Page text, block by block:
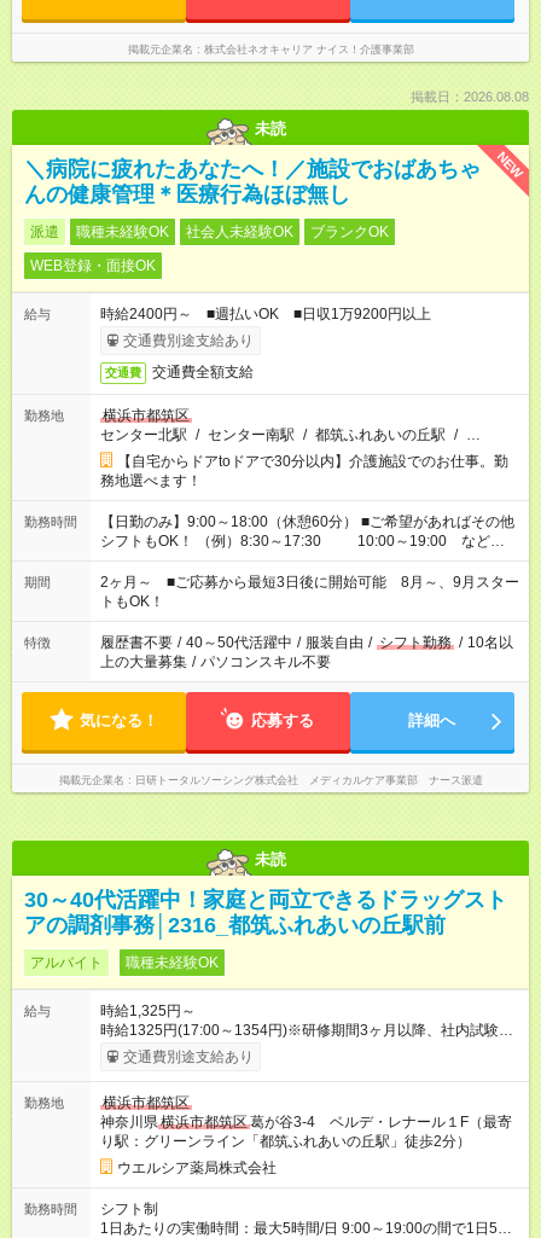
掲載元企業名 株式会社ネオキャリア ナイス！介護事業部
掲載日：2026.08.08
未読
NEW
＼病院に疲れたあなたへ！／施設でおばあちゃ
んの健康管理＊医療行為ほぼ無し
派遣 職種未経験OK 社会人未経験OK
ブランクOK
WEB登録・面接OK
給与
時給2400円～ ■週払いOK ■日収1万9200円以上
交通費別途支給あり
交通費 交通費全額支給
勤務地
横浜市都筑区
センター北駅 / センター南駅 / 都筑ふれあいの丘駅 / …
【自宅からドアtoドアで30分以内】介護施設でのお仕事。勤
務地選べます！
勤務時間
【日勤のみ】9:00～18:00（休憩60分） ■ご希望があればその他
シフトもOK！ （例）8:30～17:30 10:00～19:00 など
「家族とお休みを合わせたい」 「できれば残業はしたくない」
など、あなたのご希望に沿ったお仕事をご紹介します！ ※Wワ
ーク希望の方へ 今ご覧のお仕事で希望する勤務時間と、もう1つ
のお仕事の勤務時間。 合計で週40時間を超える場合は応募でき
ません
期間
2ヶ月～ ■ご応募から最短3日後に開始可能 8月～、9月スター
トもOK！
特徴 履歴書不要 / 40～50代活躍中 / 服装自由 / シフト勤務 / 10名以
上の大量募集 / パソコンスキル不要
気になる！ 応募する 詳細へ
掲載元企業名 日研トータルソーシング株式会社 メディカルケア事業部 ナース派遣
未読
30～40代活躍中！家庭と両立できるドラッグスト
アの調剤事務│2316_都筑ふれあいの丘駅前
アルバイト 職種未経験OK
給与
時給1,325円～
時給1325円(17:00～1354円)※研修期間3ヶ月以降、社内試験に
よる更新判定あり 社内試験合格後、時給＋50～100円の昇給あ
り （大学生は＋20円） 試用期間あり：入社日から3ヶ月間／本
間の長さ：3ヶ月 雇用形態、給与は本採用時と同じです。
交通費別途支給あり
勤務地
横浜市都筑区
神奈川県横浜市都筑区葛が谷3-4 ベルデ・レナール１F（最寄
り駅：グリーンライン「都筑ふれあいの丘駅」徒歩2分）
ウエルシア薬局株式会社
勤務時間
シフト制
1日あたりの実働時間：最大5時間/日 9:00～19:00の間で1日5時